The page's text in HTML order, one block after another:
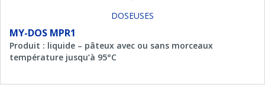
DOSEUSES
MY-DOS MPR1
Produit : liquide – pâteux avec ou sans morceaux
température jusqu’à 95°C